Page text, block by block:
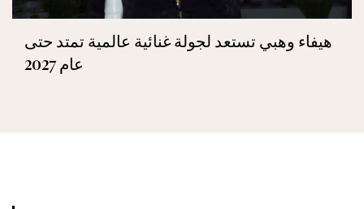
هيفاء وهبي تستعد لجولة غنائية عالمية تمتد حتى
عام 2027